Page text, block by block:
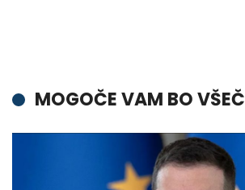
MOGOČE VAM BO VŠEČ